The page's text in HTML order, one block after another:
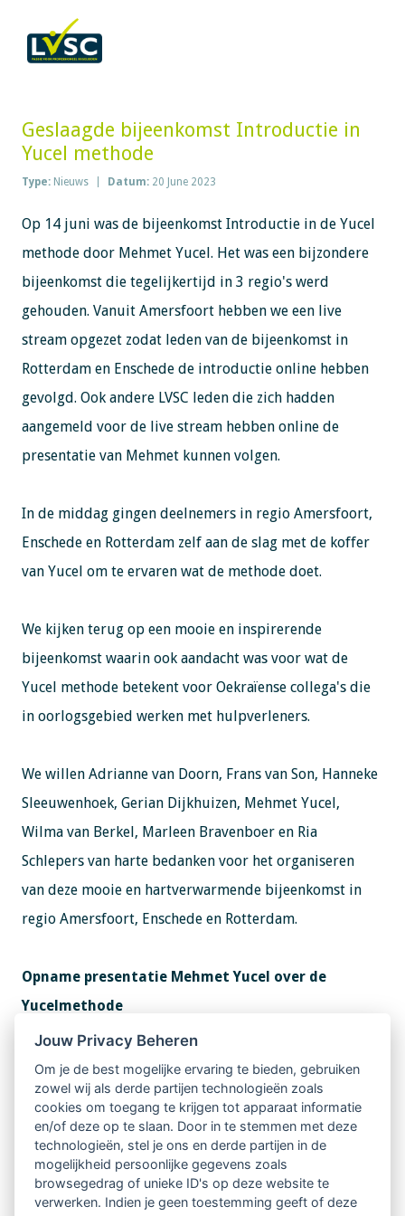
Geslaagde bijeenkomst Introductie in
Yucel methode
Type: Nieuws Datum: 20 June 2023
Op 14 juni was de bijeenkomst Introductie in de Yucel
methode door Mehmet Yucel. Het was een bijzondere
bijeenkomst die tegelijkertijd in 3 regio's werd
gehouden. Vanuit Amersfoort hebben we een live
stream opgezet zodat leden van de bijeenkomst in
Rotterdam en Enschede de introductie online hebben
gevolgd. Ook andere LVSC leden die zich hadden
aangemeld voor de live stream hebben online de
presentatie van Mehmet kunnen volgen.
In de middag gingen deelnemers in regio Amersfoort,
Enschede en Rotterdam zelf aan de slag met de koffer
van Yucel om te ervaren wat de methode doet.
We kijken terug op een mooie en inspirerende
bijeenkomst waarin ook aandacht was voor wat de
Yucel methode betekent voor Oekraïense collega's die
in oorlogsgebied werken met hulpverleners.
We willen Adrianne van Doorn, Frans van Son, Hanneke
Sleeuwenhoek, Gerian Dijkhuizen, Mehmet Yucel,
Wilma van Berkel, Marleen Bravenboer en Ria
Schlepers van harte bedanken voor het organiseren
van deze mooie en hartverwarmende bijeenkomst in
regio Amersfoort, Enschede en Rotterdam.
Opname presentatie Mehmet Yucel over de
Yucelmethode
Wil je de presentatie van Mehmet Yucel bekijken
waarin hij uitlegt wat de Yucel methode is, hoe het
werkt en wat je er mee kunt bereiken?
Ga naaropname presentatie Mehmet Yucel over de
Yucelmethode>>
Jouw Privacy Beheren
Om je de best mogelijke ervaring te bieden, gebruiken
zowel wij als derde partijen technologieën zoals
cookies om toegang te krijgen tot apparaat informatie
en/of deze op te slaan. Door in te stemmen met deze
technologieën, stel je ons en derde partijen in de
mogelijkheid persoonlijke gegevens zoals
browsegedrag of unieke ID's op deze website te
verwerken. Indien je geen toestemming geeft of deze